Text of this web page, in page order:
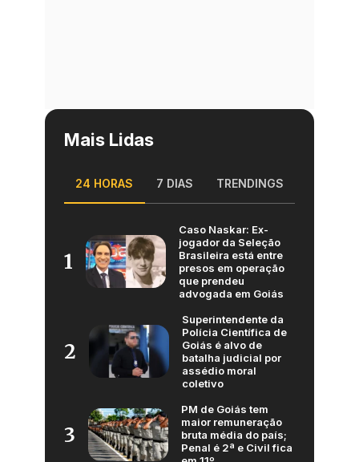
Mais Lidas
24 HORAS 7 DIAS TRENDINGS
1
Caso Naskar: Ex-
jogador da Seleção
Brasileira está entre
presos em operação
que prendeu
advogada em Goiás
2
Superintendente da
Polícia Científica de
Goiás é alvo de
batalha judicial por
assédio moral
coletivo
3
PM de Goiás tem
maior remuneração
bruta média do país;
Penal é 2ª e Civil fica